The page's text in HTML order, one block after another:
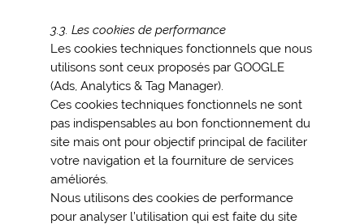
3.3. Les cookies de performance
Les cookies techniques fonctionnels que nous
utilisons sont ceux proposés par GOOGLE
(Ads, Analytics & Tag Manager).
Ces cookies techniques fonctionnels ne sont
pas indispensables au bon fonctionnement du
site mais ont pour objectif principal de faciliter
votre navigation et la fourniture de services
améliorés.
Nous utilisons des cookies de performance
pour analyser l’utilisation qui est faite du site